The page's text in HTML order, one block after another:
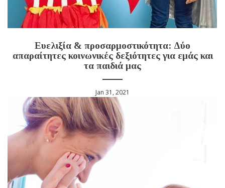
Ευελιξία & προσαρμοστικότητα: Δύο
απαραίτητες κοινωνικές δεξιότητες για εμάς και
τα παιδιά μας
Jan 31, 2021